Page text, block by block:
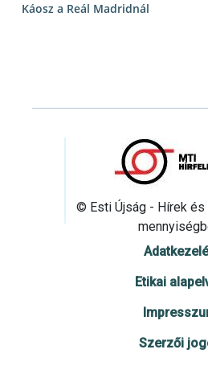
Káosz a Reál Madridnál
© Esti Újság - Hírek és
Etikai
Szerzői